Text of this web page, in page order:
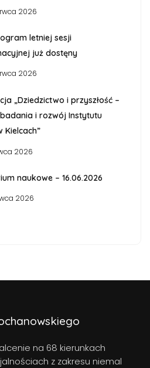
2026
letniej sesji
już dostęny
2026
„Dziedzictwo i przyszłość –
i rozwój Instytutu
Kielcach”
2026
naukowe – 16.06.2026
2026
na 68 kierunkach
z zakresu niemal